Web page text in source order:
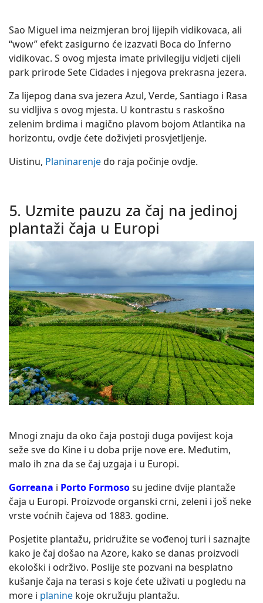
Sao Miguel ima neizmjeran broj lijepih vidikovaca, ali
“wow” efekt zasigurno će izazvati Boca do Inferno
vidikovac. S ovog mjesta imate privilegiju vidjeti cijeli
park prirode Sete Cidades i njegova prekrasna jezera.
Za lijepog dana sva jezera Azul, Verde, Santiago i Rasa
su vidljiva s ovog mjesta. U kontrastu s raskošno
zelenim brdima i magično plavom bojom Atlantika na
horizontu, ovdje ćete doživjeti prosvjetljenje.
Uistinu, Planinarenjedo raja počinje ovdje.
5. Uzmite pauzu za čaj na jedinoj
plantaži čaja u Europi
Mnogi znaju da oko čaja postoji duga povijest koja
seže sve do Kine i u doba prije nove ere. Međutim,
malo ih zna da se čaj uzgaja i u Europi.
Gorreana i Porto Formososu jedine dvije plantaže
čaja u Europi. Proizvode organski crni, zeleni i još neke
vrste voćnih čajeva od 1883. godine.
Posjetite plantažu, pridružite se vođenoj turi i saznajte
kako je čaj došao na Azore, kako se danas proizvodi
ekološki i održivo. Poslije ste pozvani na besplatno
kušanje čaja na terasi s koje ćete uživati u pogledu na
more i planine koje okružuju plantažu.